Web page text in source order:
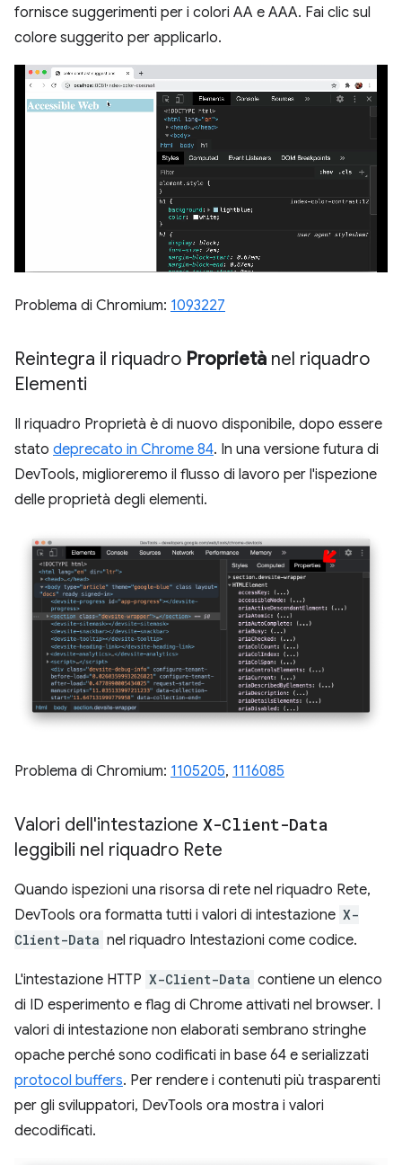
fornisce suggerimenti per i colori AA e AAA. Fai clic sul
colore suggerito per applicarlo.
Problema di Chromium: 1093227
Reintegra il riquadro Proprietà nel riquadro
Elementi
Il riquadro Proprietà è di nuovo disponibile, dopo essere
stato deprecato in Chrome 84. In una versione futura di
DevTools, miglioreremo il flusso di lavoro per l'ispezione
delle proprietà degli elementi.
Problema di Chromium: 1105205, 1116085
Valori dell'intestazione X-Client-Data
leggibili nel riquadro Rete
Quando ispezioni una risorsa di rete nel riquadro Rete,
DevTools ora formatta tutti i valori di intestazione X-
Client-Data nel riquadro Intestazioni come codice.
L'intestazione HTTP X-Client-Data contiene un elenco
di ID esperimento e flag di Chrome attivati nel browser. I
valori di intestazione non elaborati sembrano stringhe
opache perché sono codificati in base 64 e serializzati
protocol buffers. Per rendere i contenuti più trasparenti
per gli sviluppatori, DevTools ora mostra i valori
decodificati.